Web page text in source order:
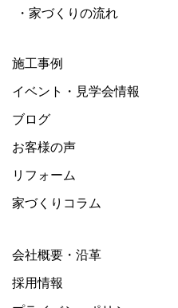
・家づくりの流れ
施工事例
イベント・見学会情報
ブログ
お客様の声
リフォーム
家づくりコラム
会社概要・沿革
採用情報